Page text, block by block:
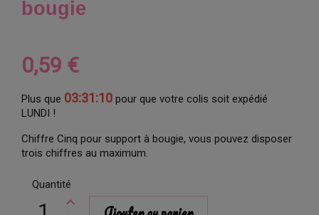
bougie
0,59 €
Plus que 03:31:09 pour que votre colis soit expédié
LUNDI !
Chiffre Cinq pour support à bougie, vous pouvez disposer
trois chiffres au maximum.
Quantité